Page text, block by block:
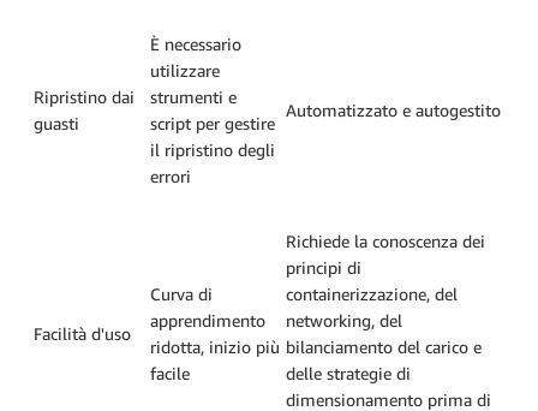
Ripristino dai
guasti
È necessario
utilizzare
strumenti e
script per gestire
il ripristino degli
errori
Automatizzato e autogestito
Facilità d'uso
Curva di
apprendimento
ridotta, inizio più
facile
Richiede la conoscenza dei
principi di
containerizzazione, del
networking, del
bilanciamento del carico e
delle strategie di
dimensionamento prima di